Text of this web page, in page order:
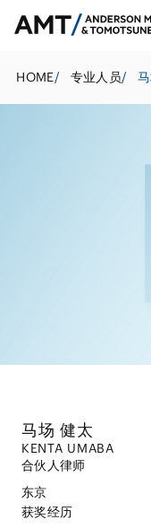
HOME/ 专业人员/
马场 健太
KENTA UMABA
合伙人律师
东京
获奖经历